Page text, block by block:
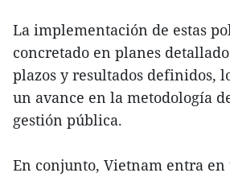
La implementación de estas
concretado en planes
plazos y resultados definidos,
un avance en la metodología
gestión pública.
En conjunto, Vietnam entra en